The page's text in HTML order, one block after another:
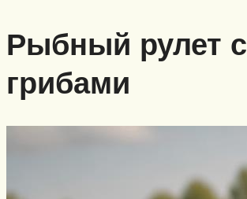
Рыбный рулет с
грибами